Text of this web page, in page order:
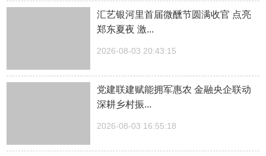
汇艺银河里首届微醺节圆满收官 点亮
郑东夏夜 激...
2026-08-03 20:43:15
党建联建赋能拥军惠农 金融央企联动
深耕乡村振...
2026-08-03 16:55:18